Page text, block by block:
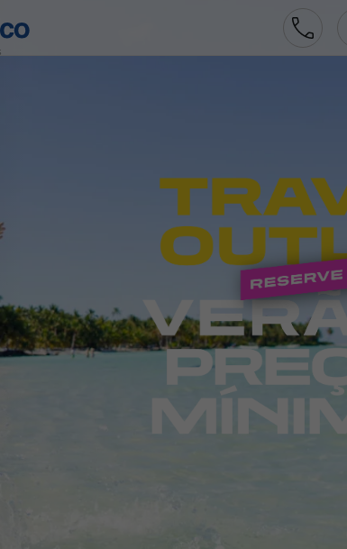
Agências
Contactos
Apoio ao cliente em Portugal
218 925 471
Apoio ao cliente no